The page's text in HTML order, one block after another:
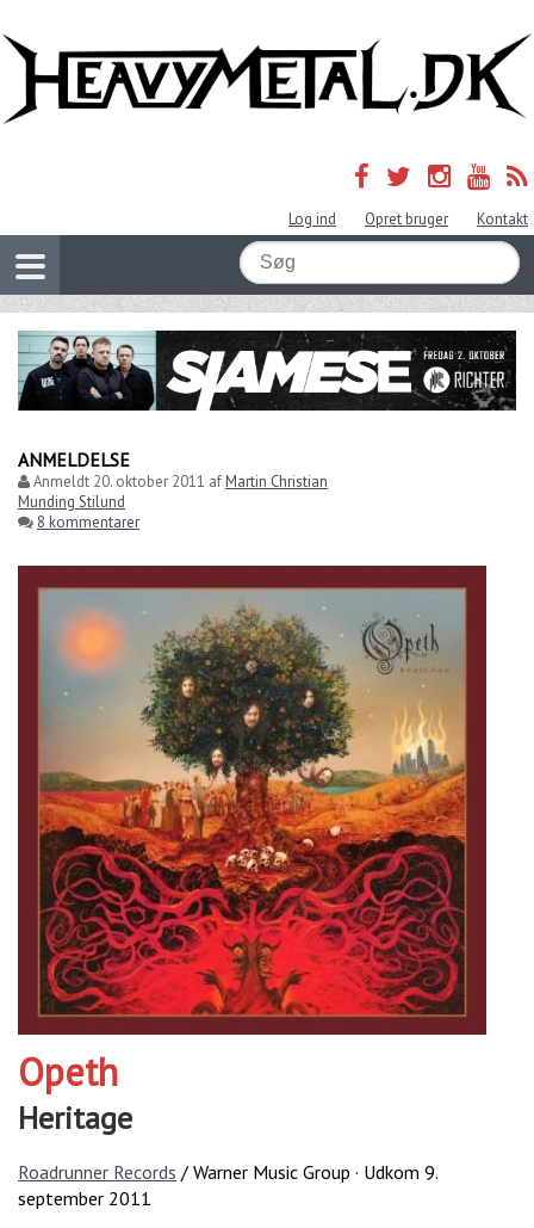
Log ind Opret bruger Kontakt
ANMELDELSE
Anmeldt 20. oktober 2011 afMartin Christian
Munding Stilund
8 kommentarer
Opeth
Heritage
Roadrunner Records / Warner Music Group · Udkom 9.
september 2011